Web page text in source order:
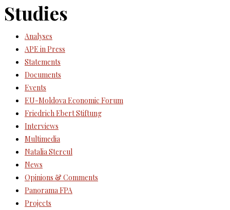
Studies
Analyses
APE in Press
Statements
Documents
Events
EU-Moldova Economic Forum
Friedrich Ebert Stiftung
Interviews
Multimedia
Natalia Stercul
News
Opinions & Comments
Panorama FPA
Projects